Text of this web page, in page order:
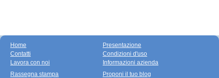
Home
Contatti
Lavora con noi
Presentazione
Condizioni d'uso
Informazioni azienda
Rassegna stampa
Proponi il tuo blog